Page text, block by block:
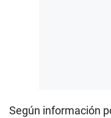
Según información